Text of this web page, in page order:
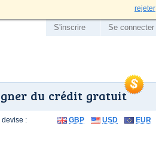
rejeter
du crédit gratuit
S'inscrire Se connecter
: GBP USD EUR